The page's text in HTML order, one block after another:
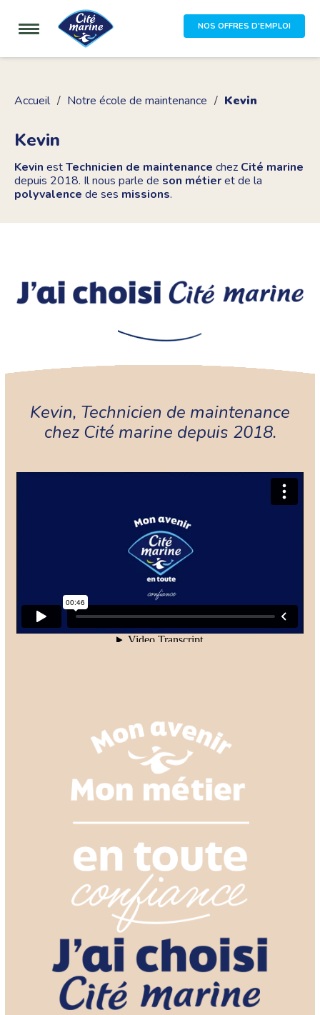
NOS OFFRES D'EMPLOI
Accueil Notre école de maintenance Kevin
Kevin
Kevin estTechnicien de maintenance chez Cité marine
depuis 2018. Il nous parle de son métieret de la
polyvalence de ses missions.
Kevin, Technicien de maintenance
chez Cité marine depuis 2018.